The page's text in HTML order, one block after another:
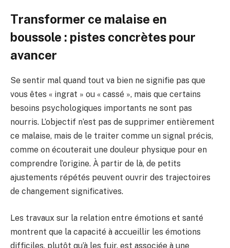
Transformer ce malaise en
boussole : pistes concrètes pour
avancer
Se sentir mal quand tout va bien ne signifie pas que
vous êtes « ingrat » ou « cassé », mais que certains
besoins psychologiques importants ne sont pas
nourris. L’objectif n’est pas de supprimer entièrement
ce malaise, mais de le traiter comme un signal précis,
comme on écouterait une douleur physique pour en
comprendre l’origine. À partir de là, de petits
ajustements répétés peuvent ouvrir des trajectoires
de changement significatives.
Les travaux sur la relation entre émotions et santé
montrent que la capacité à accueillir les émotions
difficiles, plutôt qu’à les fuir, est associée à une